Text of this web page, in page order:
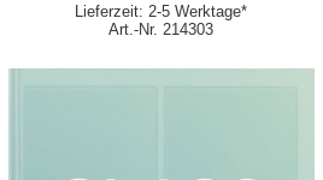
Lieferzeit: 2-5 Werktage*
Art.-Nr. 214303